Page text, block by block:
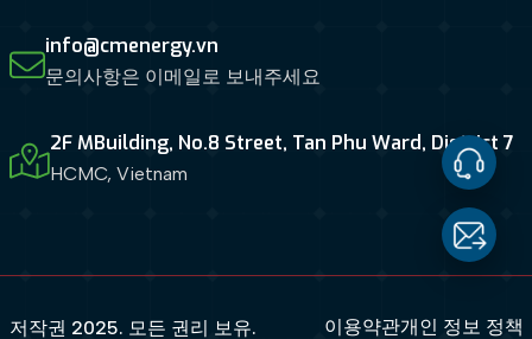
info@cmenergy.vn
문의사항은 이메일로 보내주세요
2F MBuilding, No.8 Street, Tan Phu Ward, District 7
HCMC, Vietnam
저작권 2025. 모든 권리 보유. 이용약관개인 정보 정책
Contact
Us